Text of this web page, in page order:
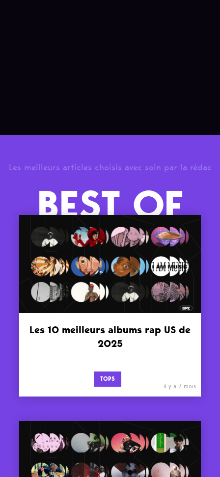
Les meilleurs articles choisis avec soin par la rédac
BEST OF
Les 10 meilleurs albums rap US de
2025
TOPS
il y a 7 mois